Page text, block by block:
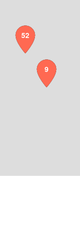
9
52